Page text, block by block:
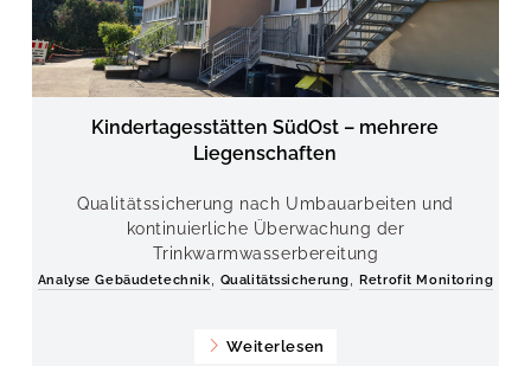
Kindertagesstätten SüdOst – mehrere
Liegenschaften
Qualitätssicherung nach Umbauarbeiten und
kontinuierliche Überwachung der
Trinkwarmwasserbereitung
Analyse Gebäudetechnik Qualitätssicherung ,Retrofit Monitoring
Weiterlesen